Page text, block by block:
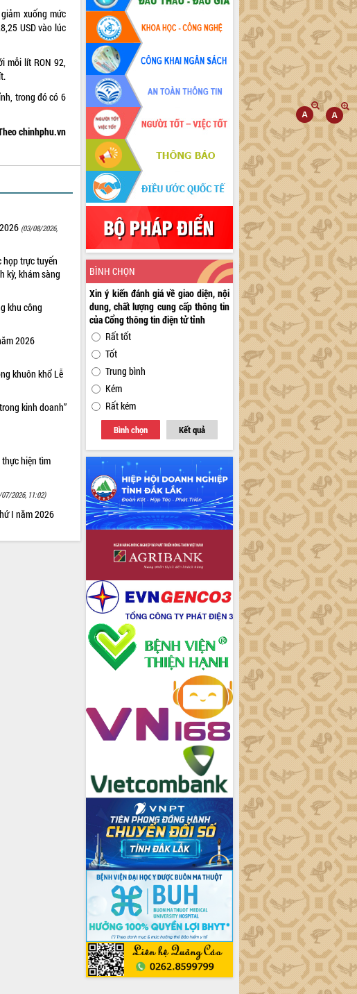
xuống mức
USD vào lúc
mỗi lít RON 92,
trong đó có 6
chinhphu.vn
(03/08/2026,
họp trực tuyến
kỳ, khám sàng
khu công
2026
khuôn khổ Lễ
kinh doanh”
thực hiện tìm
2026, 11:02)
I năm 2026
BÌNH CHỌN
Xin ý kiến đánh giá về giao diện, nội
dung, chất lượng cung cấp thông tin
của Cổng thông tin điện tử tỉnh
Rất tốt
Tốt
Trung bình
Kém
Rất kém
Bình chọn Kết quả